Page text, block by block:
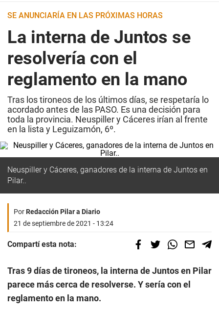
SE ANUNCIARÍA EN LAS PRÓXIMAS HORAS
La interna de Juntos se
resolvería con el
reglamento en la mano
Tras los tironeos de los últimos días, se respetaría lo
acordado antes de las PASO. Es una decisión para
toda la provincia. Neuspiller y Cáceres irían al frente
en la lista y Leguizamón, 6º.
Neuspiller y Cáceres, ganadores de la interna de Juntos en
Pilar..
PorRedacción Pilar a Diario
21 de septiembre de 2021 - 13:24
Compartí esta nota:
Tras 9 días de tironeos, la interna de Juntos en Pilar
parece más cerca de resolverse. Y sería con el
reglamento en la mano.